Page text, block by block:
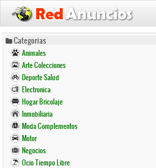
Pasar
contenido
principal
Categorias
Animales
Arte Colecciones
Deporte Salud
Electronica
Hogar Bricolaje
Inmobiliaria
Moda Complementos
Motor
Negocios
Ocio Tiempo Libre